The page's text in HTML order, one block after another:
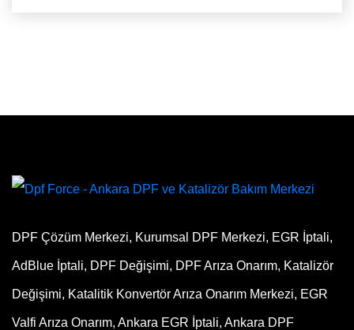
DPF Çözüm Merkezi, Kurumsal DPF Merkezi, EGR İptali,
AdBlue İptali, DPF Değişimi, DPF Arıza Onarım, Katalizör
Değişimi, Katalitik Konvertör Arıza Onarım Merkezi, EGR
Valfi Arıza Onarım, Ankara EGR İptali, Ankara DPF